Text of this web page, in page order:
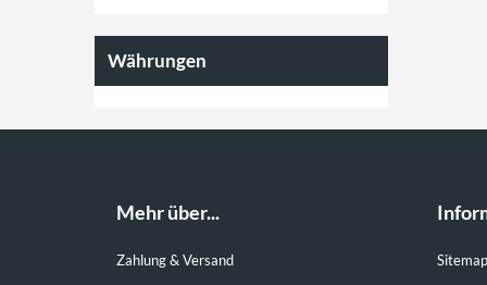
Währungen
Mehr über...
Zahlung & Versand Sitemap